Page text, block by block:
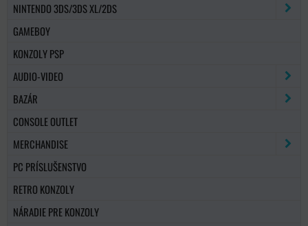
NINTENDO 3DS/3DS XL/2DS
GAMEBOY
KONZOLY PSP
AUDIO-VIDEO
BAZÁR
CONSOLE OUTLET
MERCHANDISE
PC PRÍSLUŠENSTVO
RETRO KONZOLY
NÁRADIE PRE KONZOLY